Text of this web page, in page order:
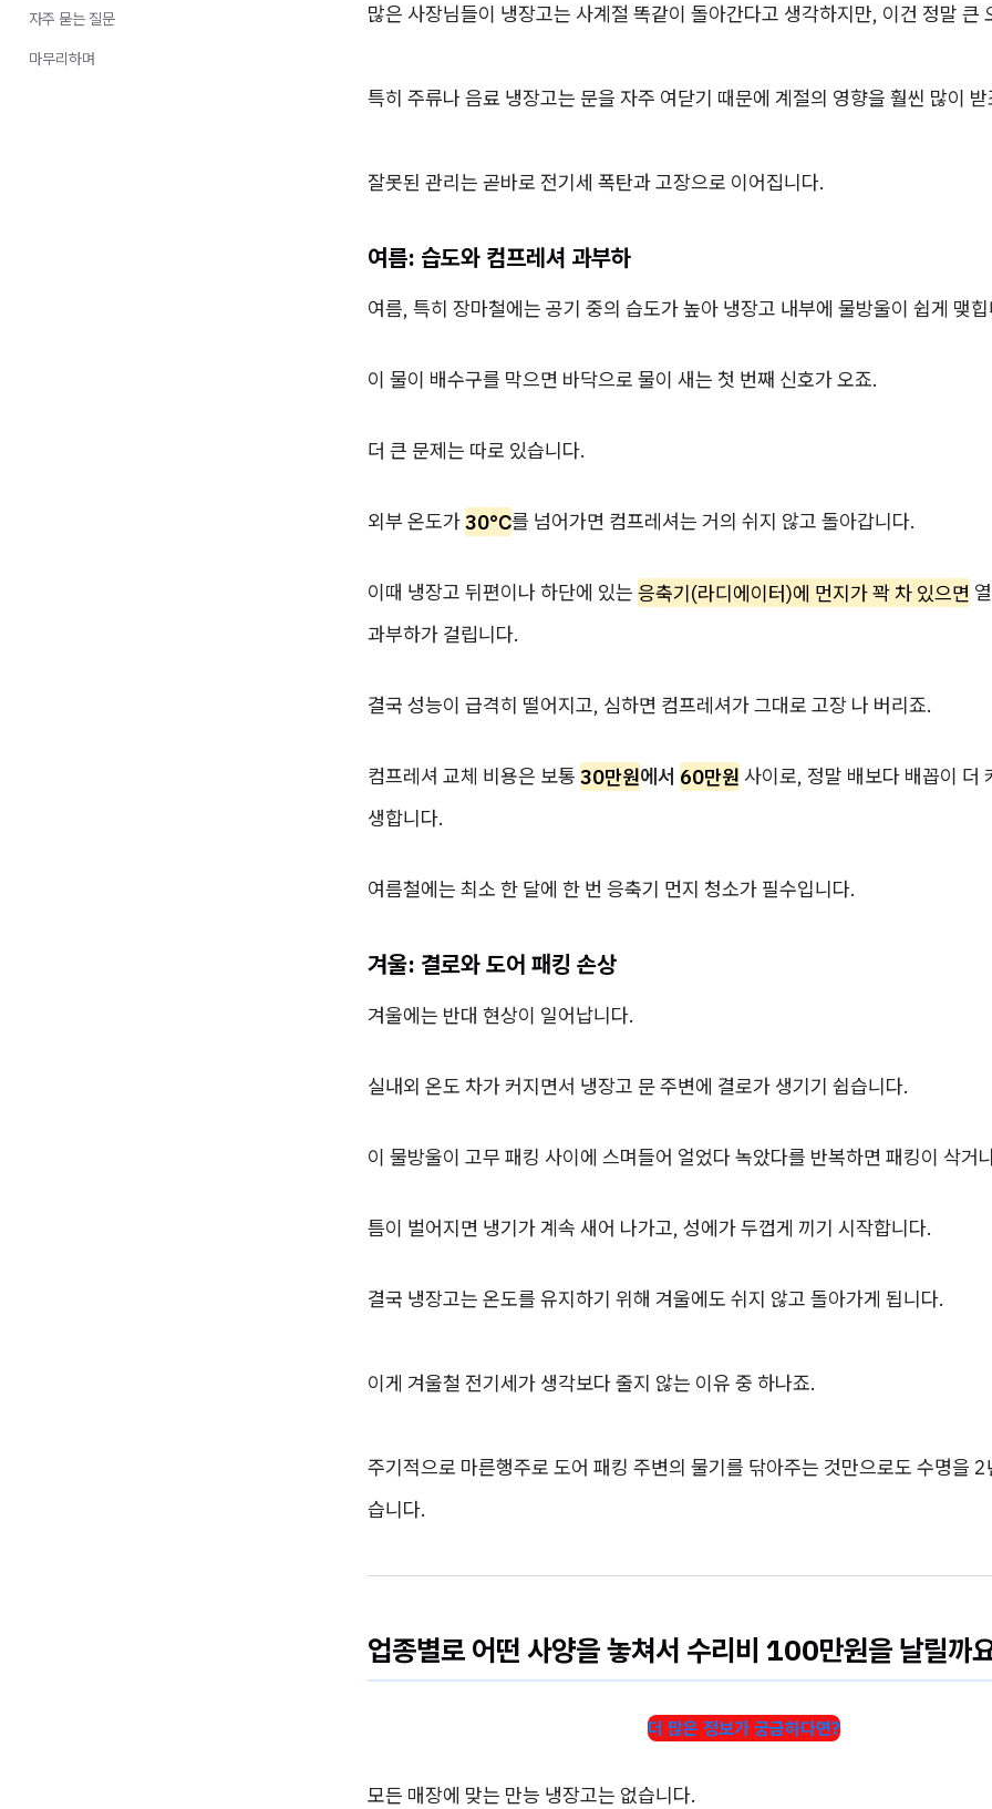
많은 사장님들이 냉장고는 사계절 똑같이 돌아간다고 생각하지만, 이건 정말 큰
특히 주류나 음료 냉장고는 문을 자주 여닫기 때문에 계절의 영향을 훨씬 많이 받
잘못된 관리는 곧바로 전기세 폭탄과 고장으로 이어집니다.
여름: 습도와 컴프레셔 과부하
여름, 특히 장마철에는 공기 중의 습도가 높아 냉장고 내부에 물방울이 쉽게 맺
이 물이 배수구를 막으면 바닥으로 물이 새는 첫 번째 신호가 오죠.
더 큰 문제는 따로 있습니다.
외부 온도가30℃를 넘어가면 컴프레셔는 거의 쉬지 않고 돌아갑니다.
이때 냉장고 뒤편이나 하단에 있는 응축기(라디에이터)에 먼지가 꽉 차 있으면
과부하가 걸립니다.
결국 성능이 급격히 떨어지고, 심하면 컴프레셔가 그대로 고장 나 버리죠.
컴프레셔 교체 비용은 보통 30만원에서 60만원 사이로, 정말 배보다 배꼽이 더
생합니다.
여름철에는 최소 한 달에 한 번 응축기 먼지 청소가 필수입니다.
겨울: 결로와 도어 패킹 손상
겨울에는 반대 현상이 일어납니다.
실내외 온도 차가 커지면서 냉장고 문 주변에 결로가 생기기 쉽습니다.
이 물방울이 고무 패킹 사이에 스며들어 얼었다 녹았다를 반복하면 패킹이 삭거
틈이 벌어지면 냉기가 계속 새어 나가고, 성에가 두껍게 끼기 시작합니다.
결국 냉장고는 온도를 유지하기 위해 겨울에도 쉬지 않고 돌아가게 됩니다.
이게 겨울철 전기세가 생각보다 줄지 않는 이유 중 하나죠.
주기적으로 마른행주로 도어 패킹 주변의 물기를 닦아주는 것만으로도 수명을 2
습니다.
업종별로 어떤 사양을 놓쳐서 수리비 100만원을 날릴까
더 많은 정보가 궁금하다면?
모든 매장에 맞는 만능 냉장고는 없습니다.
자주 묻는 질문
마무리하며